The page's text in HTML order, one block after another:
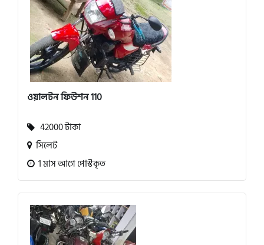
ওয়ালটন ফিউশন 110
42000 টাকা
সিলেট
1 মাস আগে পোস্টকৃত